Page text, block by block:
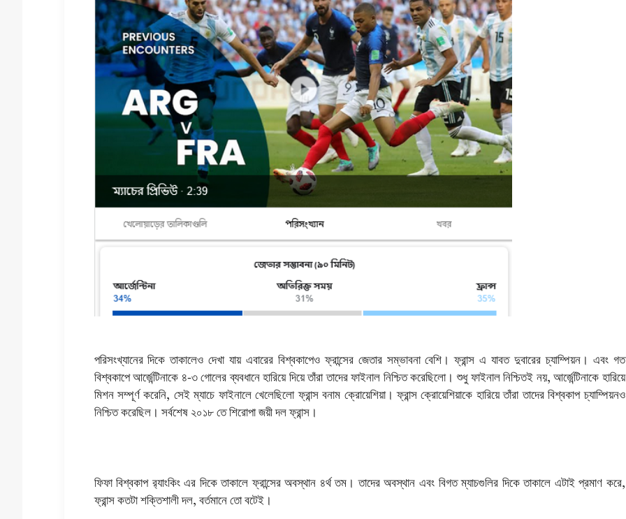
পরিসংখ্যানের দিকে তাকালেও দেখা যায় এবারের বিশ্বকাপেও ফ্রান্সের জেতার সম্ভাবনা বেশি। ফ্রান্স এ যাবত দুবারের চ্যাম্পিয়ন। এবং গত
বিশ্বকাপে আর্জেন্টিনাকে ৪-৩ গোলের ব্যবধানে হারিয়ে দিয়ে তাঁরা তাদের ফাইনাল নিশ্চিত করেছিলো। শুধু ফাইনাল নিশ্চিতই নয়, আর্জেন্টিনাকে হারিয়ে
মিশন সম্পূর্ণ করেনি, সেই ম্যাচে ফাইনালে খেলেছিলো ফ্রান্স বনাম ক্রোয়েশিয়া। ফ্রান্স ক্রোয়েশিয়াকে হারিয়ে তাঁরা তাদের বিশ্বকাপ চ্যাম্পিয়নও
নিশ্চিত করেছিল। সর্বশেষ ২০১৮ তে শিরোপা জয়ী দল ফ্রান্স।
ফিফা বিশ্বকাপ র‍্যাংকিং এর দিকে তাকালে ফ্রান্সের অবস্থান ৪র্থ তম। তাদের অবস্থান এবং বিগত ম্যাচগুলির দিকে তাকালে এটাই প্রমাণ করে,
ফ্রান্স কতটা শক্তিশালী দল, বর্তমানে তো বটেই।